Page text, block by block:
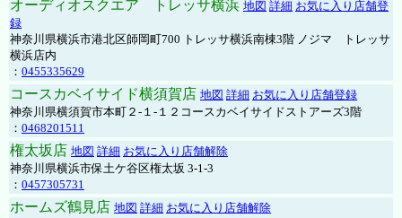
オーディオスクエア トレッサ横浜 地図 詳細 お気に入り店舗登
録
神奈川県横浜市港北区師岡町700 トレッサ横浜南棟3階 ノジマ トレッサ
横浜店内
： 0455335629
コースカベイサイド横須賀店 地図 詳細 お気に入り店舗登録
神奈川県横須賀市本町２-１-１２コースカベイサイドストアーズ3階
： 0468201511
権太坂店 地図 詳細 お気に入り店舗解除
神奈川県横浜市保土ケ谷区権太坂 3-1-3
： 0457305731
ホームズ鶴見店 地図 詳細 お気に入り店舗解除